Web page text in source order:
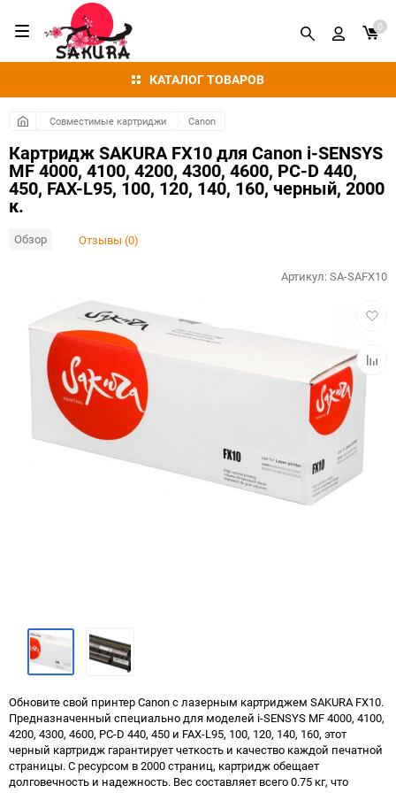
КАТАЛОГ ТОВАРОВ
0
Совместимые картриджи Canon
Картридж SAKURA FX10 для Canon i-SENSYS
MF 4000, 4100, 4200, 4300, 4600, PC-D 440,
450, FAX-L95, 100, 120, 140, 160, черный, 2000
к.
Обзор Отзывы (0)
к
Артикул:SA-SAFX10
Обновите свой принтер Canon с лазерным картриджем SAKURA FX10.
Предназначенный специально для моделей i-SENSYS MF 4000, 4100,
4200, 4300, 4600, PC-D 440, 450 и FAX-L95, 100, 120, 140, 160, этот
черный картридж гарантирует четкость и качество каждой печатной
страницы. С ресурсом в 2000 страниц, картридж обещает
долговечность и надежность. Вес составляет всего 0.75 кг, что